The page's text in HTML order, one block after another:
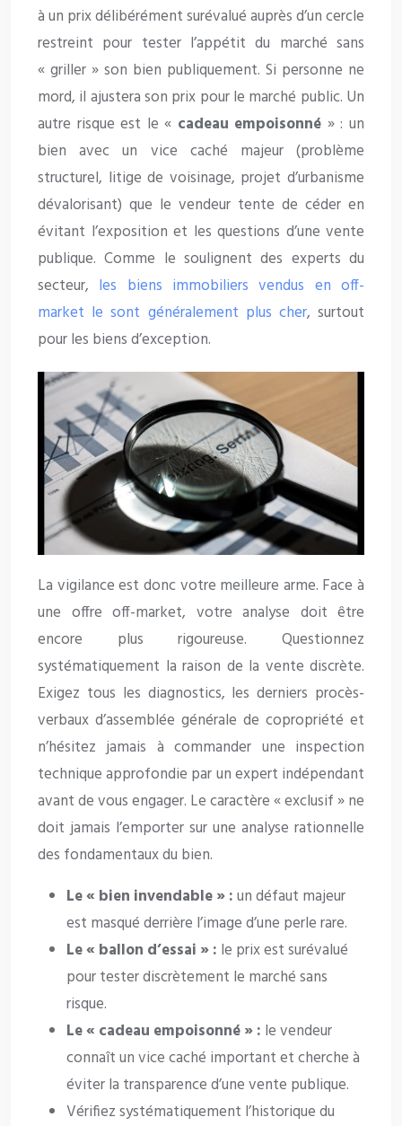
à un prix délibérément surévalué auprès d’un cercle
restreint pour tester l’appétit du marché sans
« griller » son bien publiquement. Si personne ne
mord, il ajustera son prix pour le marché public. Un
autre risque est le « cadeau empoisonné » : un
bien avec un vice caché majeur (problème
structurel, litige de voisinage, projet d’urbanisme
dévalorisant) que le vendeur tente de céder en
évitant l’exposition et les questions d’une vente
publique. Comme le soulignent des experts du
secteur, les biens immobiliers vendus en off-
market le sont généralement plus cher, surtout
pour les biens d’exception.
La vigilance est donc votre meilleure arme. Face à
une offre off-market, votre analyse doit être
encore plus rigoureuse. Questionnez
systématiquement la raison de la vente discrète.
Exigez tous les diagnostics, les derniers procès-
verbaux d’assemblée générale de copropriété et
n’hésitez jamais à commander une inspection
technique approfondie par un expert indépendant
avant de vous engager. Le caractère « exclusif » ne
doit jamais l’emporter sur une analyse rationnelle
des fondamentaux du bien.
Le « bien invendable » :un défaut majeur
est masqué derrière l’image d’une perle rare.
Le « ballon d’essai » : le prix est surévalué
pour tester discrètement le marché sans
risque.
Le « cadeau empoisonné » : le vendeur
connaît un vice caché important et cherche à
éviter la transparence d’une vente publique.
Vérifiez systématiquement l’historique du